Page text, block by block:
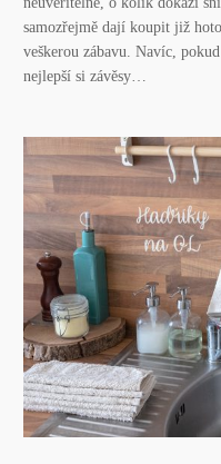
samozřejmě dají koupit již
veškerou zábavu. Navíc,
nejlepší si závěsy…